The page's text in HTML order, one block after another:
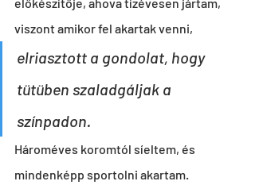
viszont amikor fel akartak venni,
elriasztott a gondolat, hogy
tütüben szaladgáljak a
színpadon.
Hároméves koromtól síeltem, és
mindenképp sportolni akartam.